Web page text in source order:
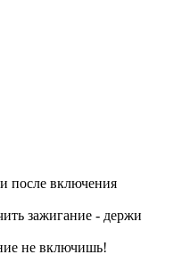
после включения
зажигание - держи
не включишь!